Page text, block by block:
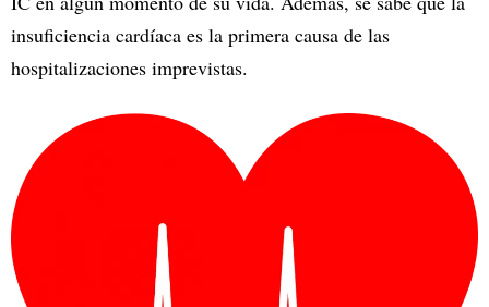
insuficiencia cardíaca es la primera causa de las
hospitalizaciones imprevistas.